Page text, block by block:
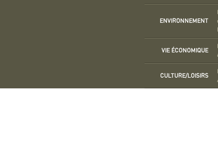
ENVIRONNEMENT
VIE ÉCONOMIQUE
CULTURE/LOISIRS